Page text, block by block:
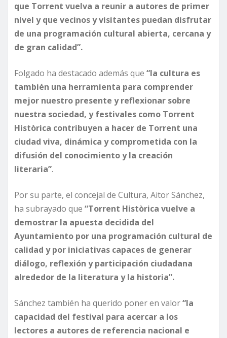
que Torrent vuelva a reunir a autores de primer
nivel y que vecinos y visitantes puedan disfrutar
de una programación cultural abierta, cercana y
de gran calidad”.
Folgado ha destacado además que “la cultura es
también una herramienta para comprender
mejor nuestro presente y reflexionar sobre
nuestra sociedad, y festivales como Torrent
Històrica contribuyen a hacer de Torrent una
ciudad viva, dinámica y comprometida con la
difusión del conocimiento y la creación
literaria”.
Por su parte, el concejal de Cultura, Aitor Sánchez,
ha subrayado que “Torrent Històrica vuelve a
demostrar la apuesta decidida del
Ayuntamiento por una programación cultural de
calidad y por iniciativas capaces de generar
diálogo, reflexión y participación ciudadana
alrededor de la literatura y la historia”.
Sánchez también ha querido poner en valor“la
capacidad del festival para acercar a los
lectores a autores de referencia nacional e